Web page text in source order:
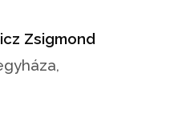
Zsigmond